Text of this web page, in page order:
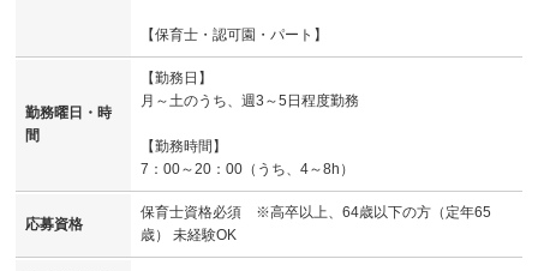
【保育士・認可園・パート】
勤務曜日・時
間
【勤務日】
月～土のうち、週3～5日程度勤務
【勤務時間】
7：00～20：00（うち、4～8h）
応募資格
保育士資格必須 ※高卒以上、64歳以下の方（定年65
歳） 未経験OK